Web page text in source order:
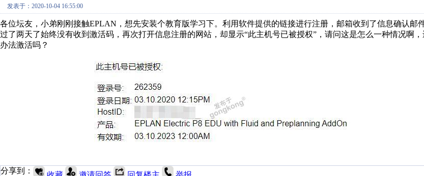
发表于：2020-10-04 16:55:00
各位坛友，小弟刚刚接触EPLAN，想先安装个教育版学习下。利用软件提供的链接进行注册，邮箱收到了信息确认邮
过了两天了始终没有收到激活码，再次打开信息注册的网站，却显示“此主机号已被授权”，请问这是怎么一种情况啊，
办法激活吗？
分享到：